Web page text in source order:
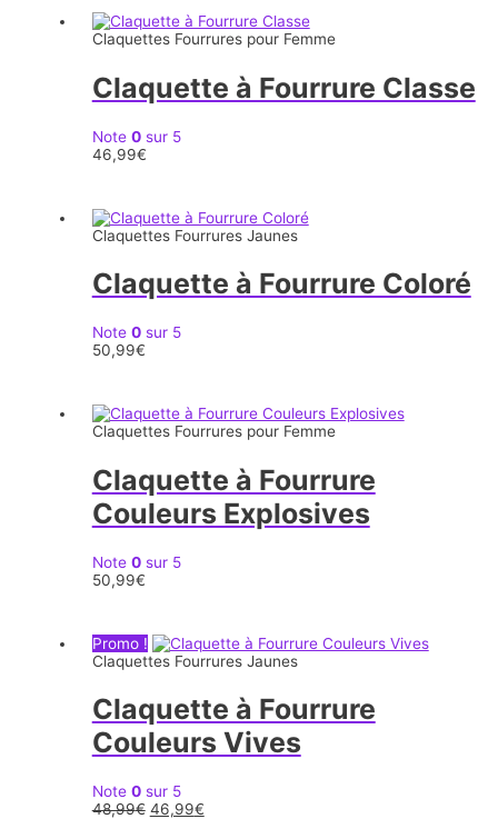
Claquettes Fourrures pour Femme
Claquette à Fourrure Classe
Note 0sur 5
46,99€
Claquettes Fourrures Jaunes
Claquette à Fourrure Coloré
Note 0sur 5
50,99€
Claquettes Fourrures pour Femme
Claquette à Fourrure
Couleurs Explosives
Note 0sur 5
50,99€
Promo !
Claquettes Fourrures Jaunes
Claquette à Fourrure
Couleurs Vives
Note 0sur 5
48,99€ 46,99€